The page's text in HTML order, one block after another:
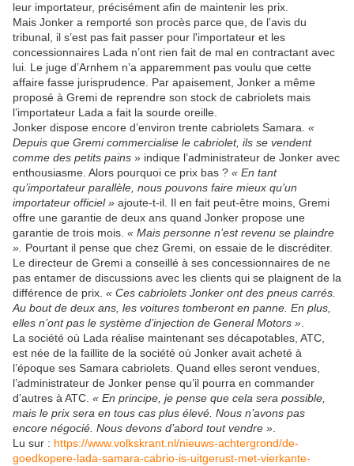
leur importateur, précisément afin de maintenir les prix.
Mais Jonker a remporté son procès parce que, de l’avis du
tribunal, il s’est pas fait passer pour l'importateur et les
concessionnaires Lada n’ont rien fait de mal en contractant avec
lui. Le juge d’Arnhem n’a apparemment pas voulu que cette
affaire fasse jurisprudence. Par apaisement, Jonker a même
proposé à Gremi de reprendre son stock de cabriolets mais
l’importateur Lada a fait la sourde oreille.
Jonker dispose encore d’environ trente cabriolets Samara. «
Depuis que Gremi commercialise le cabriolet, ils se vendent
comme des petits pains » indique l’administrateur de Jonker avec
enthousiasme. Alors pourquoi ce prix bas ? « En tant
qu’importateur parallèle, nous pouvons faire mieux qu’un
importateur officiel » ajoute-t-il. Il en fait peut-être moins, Gremi
offre une garantie de deux ans quand Jonker propose une
garantie de trois mois. « Mais personne n’est revenu se plaindre
». Pourtant il pense que chez Gremi, on essaie de le discréditer.
Le directeur de Gremi a conseillé à ses concessionnaires de ne
pas entamer de discussions avec les clients qui se plaignent de la
différence de prix. « Ces cabriolets Jonker ont des pneus carrés.
Au bout de deux ans, les voitures tomberont en panne. En plus,
elles n’ont pas le système d’injection de General Motors »
La société où Lada réalise maintenant ses décapotables, ATC,
est née de la faillite de la société où Jonker avait acheté à
l’époque ses Samara cabriolets. Quand elles seront vendues,
l’administrateur de Jonker pense qu’il pourra en commander
d’autres à ATC. « En principe, je pense que cela sera possible,
mais le prix sera en tous cas plus élevé. Nous n’avons pas
encore négocié. Nous devons d’abord tout vendre »
Lu sur : https://www.volkskrant.nl/nieuws-achtergrond/de-
goedkopere-lada-samara-cabrio-is-uitgerust-met-vierkante-